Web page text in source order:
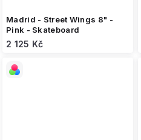
Madrid - Street Wings 8" -
Pink - Skateboard
2 125 Kč